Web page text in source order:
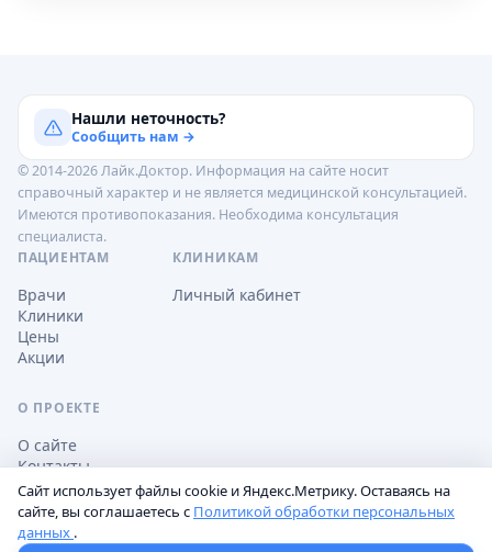
Нашли неточность?
Сообщить нам →
© 2014-2026 Лайк.Доктор. Информация на сайте носит
справочный характер и не является медицинской консультацией.
Имеются противопоказания. Необходима консультация
специалиста.
ПАЦИЕНТАМ
Врачи
Клиники
Цены
Акции
КЛИНИКАМ
Личный кабинет
О ПРОЕКТЕ
О сайте
Контакты
Обработка персональных данных
Сайт использует файлы cookie и Яндекс.Метрику. Оставаясь на
сайте, вы соглашаетесь с Политикой обработки персональных
данных .